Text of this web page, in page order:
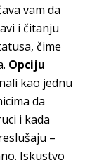
vam da
i čitanju
čime
Opciju
kao jednu
da
i kada
–
Iskustvo